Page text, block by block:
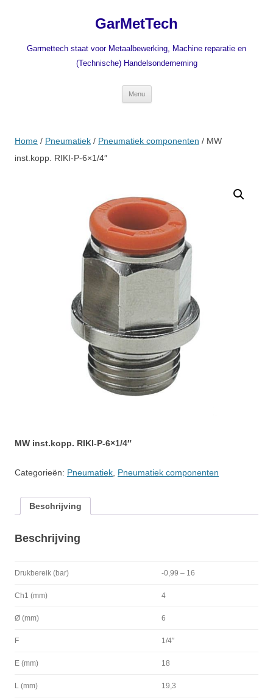
GarMetTech
Garmettech staat voor Metaalbewerking, Machine reparatie en
(Technische) Handelsonderneming
Menu
Home / Pneumatiek / Pneumatiek componenten / MW
inst.kopp. RIKI-P-6×1/4″
MW inst.kopp. RIKI-P-6×1/4″
Categorieën: Pneumatiek Pneumatiek componenten
Beschrijving
Beschrijving
Drukbereik (bar) -0,99 – 16
Ch1 (mm) 4
Ø (mm) 6
F 1/4″
E (mm) 18
L (mm) 19,3